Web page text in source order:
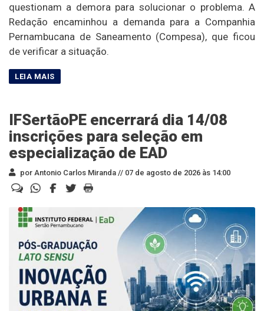
questionam a demora para solucionar o problema. A
Redação encaminhou a demanda para a Companhia
Pernambucana de Saneamento (Compesa), que ficou
de verificar a situação.
IFSertãoPE encerrará dia 14/08
inscrições para seleção em
especialização de EAD
por Antonio Carlos Miranda // 07 de agosto de 2026 às 14:00